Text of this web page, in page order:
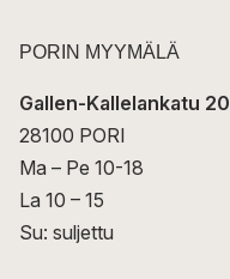
PORIN MYYMÄLÄ
Gallen-Kallelankatu 20
28100 PORI
Ma – Pe 10-18
La 10 – 15
Su: suljettu